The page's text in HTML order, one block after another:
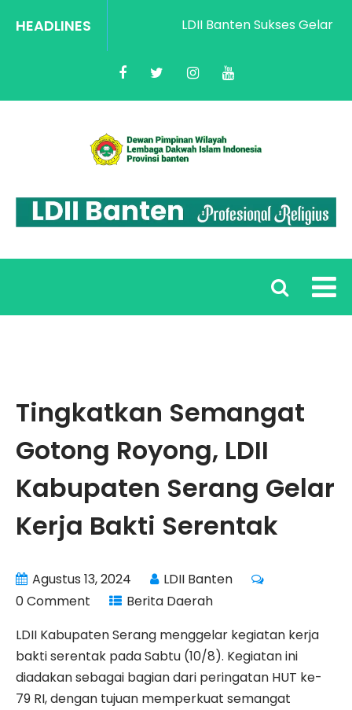
HEADLINES LDII Banten Sukses Gelar
Tingkatkan Semangat
Gotong Royong, LDII
Kabupaten Serang Gelar
Kerja Bakti Serentak
Agustus 13, 2024
LDII Banten
0 Comment
Berita Daerah
LDII Kabupaten Serang menggelar kegiatan kerja
bakti serentak pada Sabtu (10/8). Kegiatan ini
diadakan sebagai bagian dari peringatan HUT ke-
79 RI, dengan tujuan memperkuat semangat